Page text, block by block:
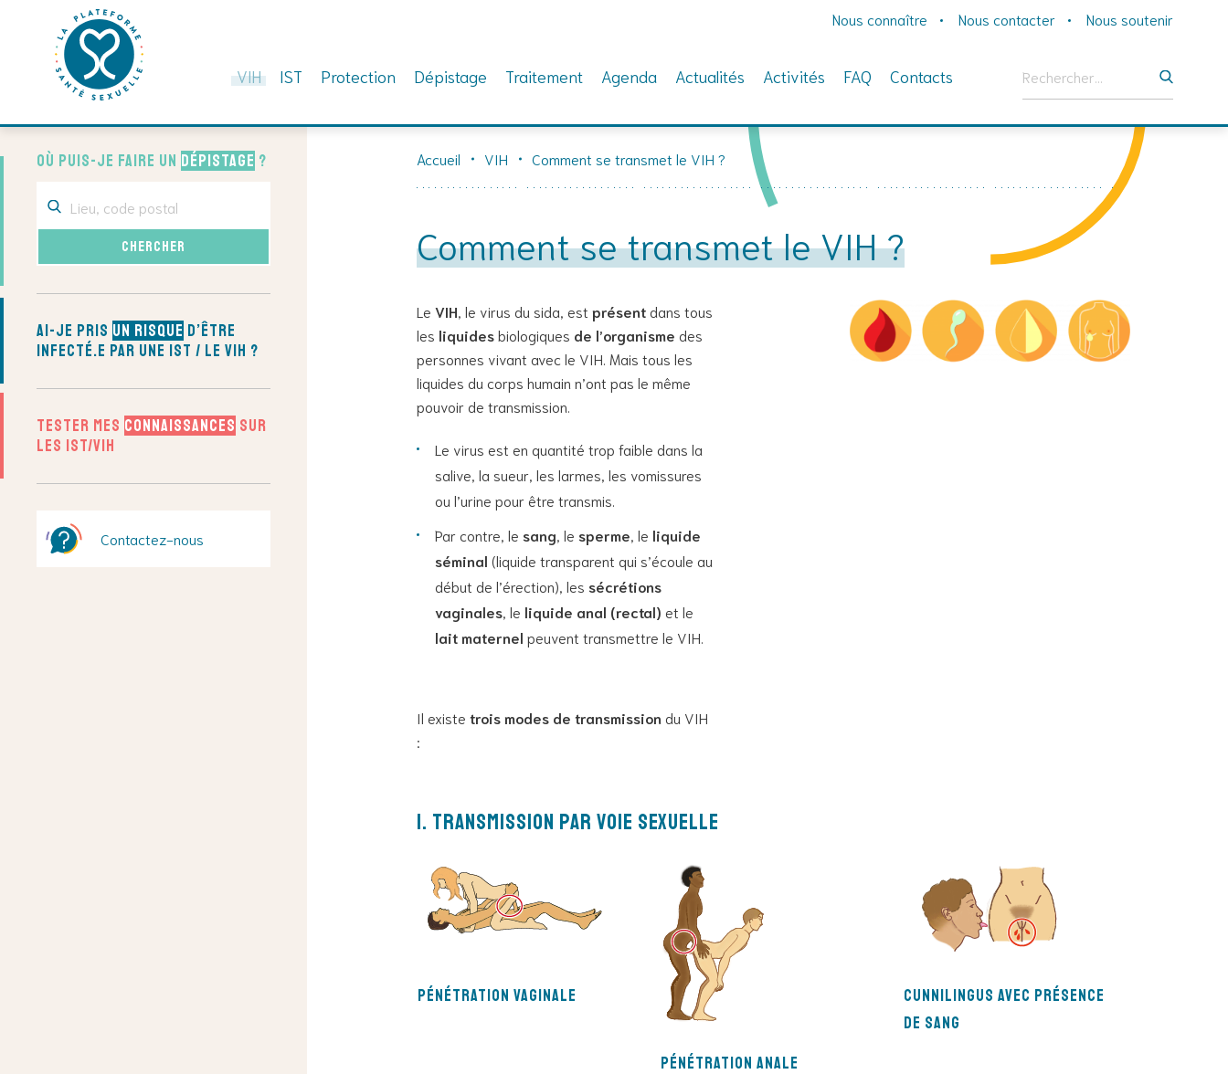
Skip
content
Nous connaître Nous contacter Nous soutenir
VIH IST Protection Dépistage Traitement Agenda Actualités Activités FAQ Contacts
Où puis-je faire un dépistage ?
Ai-je pris un risque d’être
infecté.e par une IST / le VIH ?
Tester mes connaissances sur
les IST/VIH
Contactez-nous
Accueil VIH Comment se transmet le VIH ?
Comment se transmet le VIH ?
Le VIH , le virus du sida, est présent dans tous
les liquidesbiologiques de l’organisme des
personnes vivant avec le VIH. Mais tous les
liquides du corps humain n’ont pas le même
pouvoir de transmission.
Le virus est en quantité trop faible dans la
salive, la sueur, les larmes, les vomissures
ou l’urine pour être transmis.
Par contre, le sang , le sperme , le liquide
séminal (liquide transparent qui s’écoule au
début de l’érection), les sécrétions
vaginales , le liquide anal (rectal) et le
lait maternel peuvent transmettre le VIH.
Il existe trois modes de transmission du VIH
:
1. Transmission par voie sexuelle
Pénétration vaginale
Pénétration anale
Cunnilingus avec présence
de sang